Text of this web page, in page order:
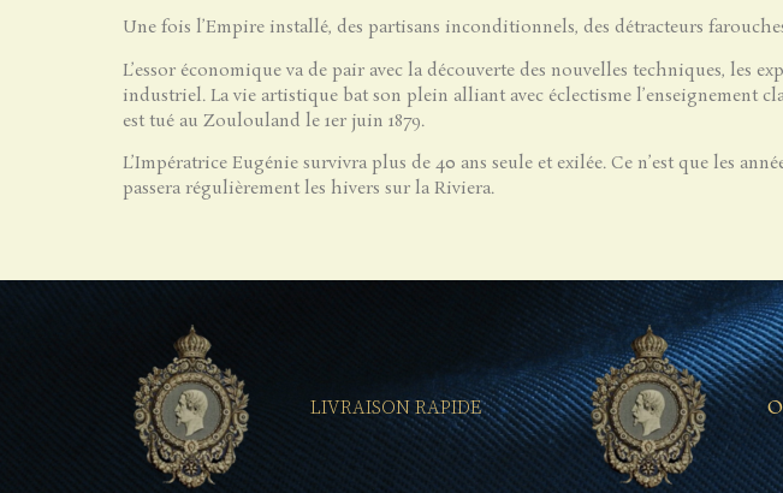
Une fois l’Empire installé, des partisans inconditionnels, des détracteurs
L’essor économique va de pair avec la découverte des nouvelles techniques, les
industriel. La vie artistique bat son plein alliant avec éclectisme l’enseignement
est tué au Zoulouland le 1er juin 1879.
L’Impératrice Eugénie survivra plus de 40 ans seule et exilée. Ce n’est que les
passera régulièrement les hivers sur la Riviera.
LIVRAISON RAPIDE